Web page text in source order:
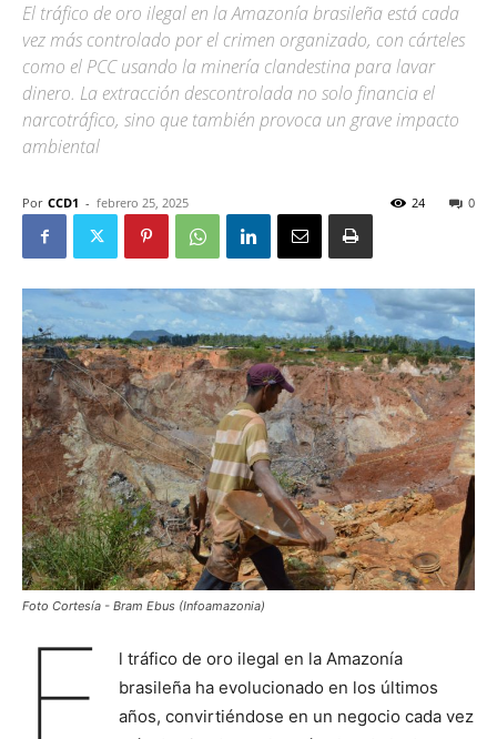
El tráfico de oro ilegal en la Amazonía brasileña está cada
vez más controlado por el crimen organizado, con cárteles
como el PCC usando la minería clandestina para lavar
dinero. La extracción descontrolada no solo financia el
narcotráfico, sino que también provoca un grave impacto
ambiental
Por CCD1 - febrero 25, 2025 0
24
Foto Cortesía - Bram Ebus (Infoamazonia)
E
l tráfico de oro ilegal en la Amazonía
brasileña ha evolucionado en los últimos
años, convirtiéndose en un negocio cada vez